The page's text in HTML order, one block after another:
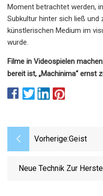
Moment betrachtet werden,
Subkultur hinter sich ließ und
künstlerischen Medium im
wurde.
Filme in Videospielen
bereit ist, „Machinima“ ernst
Vorherige:Geist
Neue Technik Zur